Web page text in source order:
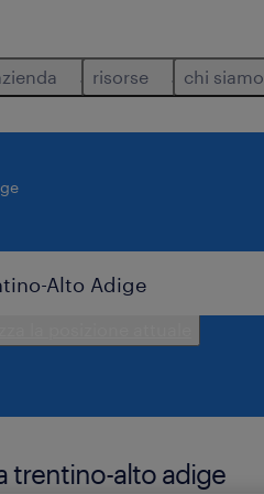
risorse chi siamo
trentino-alto adige